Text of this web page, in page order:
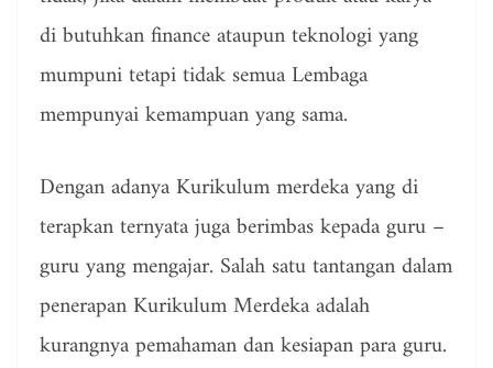
di butuhkan finance ataupun teknologi yang
mumpuni tetapi tidak semua Lembaga
mempunyai kemampuan yang sama.
Dengan adanya Kurikulum merdeka yang di
terapkan ternyata juga berimbas kepada guru –
guru yang mengajar. Salah satu tantangan dalam
penerapan Kurikulum Merdeka adalah
kurangnya pemahaman dan kesiapan para guru.